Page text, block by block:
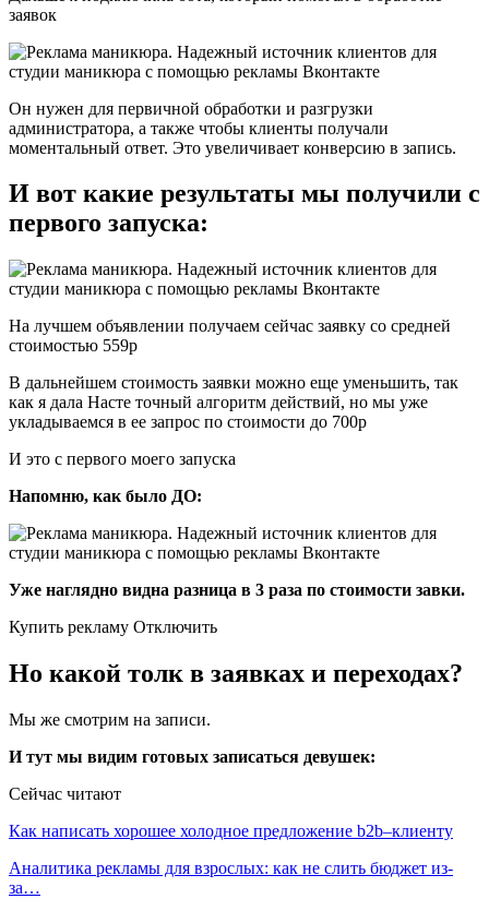
заявок
Он нужен для первичной обработки и разгрузки
администратора, а также чтобы клиенты получали
моментальный ответ. Это увеличивает конверсию в запись.
И вот какие результаты мы получили с
первого запуска:
На лучшем объявлении получаем сейчас заявку со средней
стоимостью 559р
В дальнейшем стоимость заявки можно еще уменьшить, так
как я дала Насте точный алгоритм действий, но мы уже
укладываемся в ее запрос по стоимости до 700р
И это с первого моего запуска
Напомню, как было ДО:
Уже наглядно видна разница в 3 раза по стоимости завки.
Купить рекламу Отключить
Но какой толк в заявках и переходах?
Мы же смотрим на записи.
И тут мы видим готовых записаться девушек:
Сейчас читают
Как написать хорошее холодное предложение b2b–клиенту
Аналитика рекламы для взрослых: как не слить бюджет из-
за…